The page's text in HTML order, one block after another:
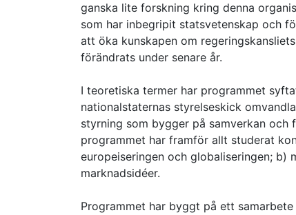
ganska lite forskning kring denna
som har inbegripit statsvetenskap och
att öka kunskapen om
förändrats under senare år.
I teoretiska termer har programmet
nationalstaternas styrelseskick
styrning som bygger på samverkan
programmet har framför allt studerat
europeiseringen och globaliseringen; b)
marknadsidéer.
Programmet har byggt på ett